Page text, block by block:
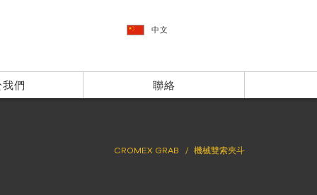
我們 聯絡
中文
CROMEX GRAB 機械雙索夾斗